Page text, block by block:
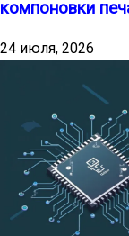
компоновки
24 июля, 2026